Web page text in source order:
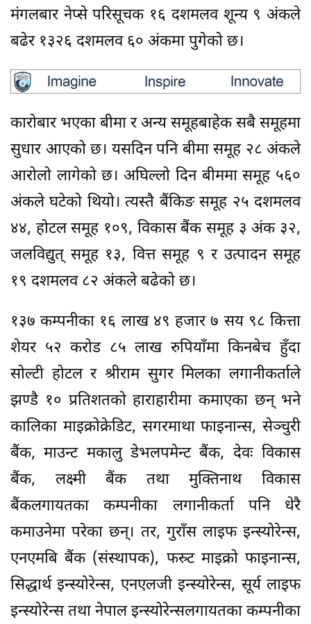
मंगलबार नेप्से परिसूचक १६ दशमलव शून्य ९ अंकले
बढेर १३२६ दशमलव ६० अंकमा पुगेको छ।
कारोबार भएका बीमा र अन्य समूहबाहेक सबै समूहमा
सुधार आएको छ। यसदिन पनि बीमा समूह २८ अंकले
आरोलो लागेको छ। अघिल्लो दिन बीममा समूह ५६०
अंकले घटेको थियो। त्यस्तै बैंकिङ समूह २५ दशमलव
४४, होटल समूह १०९, विकास बैंक समूह ३ अंक ३२,
जलविद्युत् समूह १३, वित्त समूह ९ र उत्पादन समूह
१९ दशमलव ८२ अंकले बढेको छ।
१३७ कम्पनीका १६ लाख ४९ हजार ७ सय ९८ कित्ता
शेयर ५२ करोड ८५ लाख रुपियाँमा किनबेच हुँदा
सोल्टी होटल र श्रीराम सुगर मिलका लगानीकर्ताले
झण्डै १० प्रतिशतको हाराहारीमा कमाएका छन् भने
कालिका माइक्रोक्रेडिट, सगरमाथा फाइनान्स, सेञ्चुरी
बैंक, माउन्ट मकालु डेभलपमेन्ट बैंक, देवः विकास
बैंक, लक्ष्मी बैंक तथा मुक्तिनाथ विकास
बैंकलगायतका कम्पनीका लगानीकर्ता पनि धेरै
कमाउनेमा परेका छन्। तर, गुराँस लाइफ इन्स्योरेन्स,
एनएमबि बैंक (संस्थापक), फस्र्ट माइक्रो फाइनान्स,
सिद्धार्थ इन्स्योरेन्स, एनएलजी इन्स्योरेन्स, सूर्य लाइफ
इन्स्योरेन्स तथा नेपाल इन्स्योरेन्सलगायतका कम्पनीका